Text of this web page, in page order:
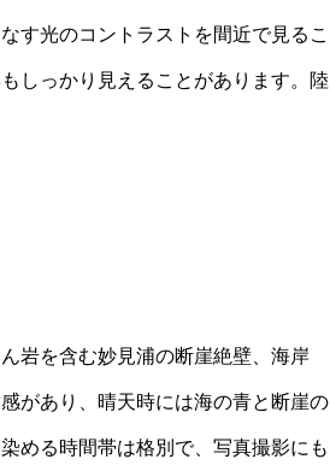
す光のコントラストを間近で見るこ
しっかり見えることがあります。陸
岩を含む妙見浦の断崖絶壁、海岸
があり、晴天時には海の青と断崖の
める時間帯は格別で、写真撮影にも